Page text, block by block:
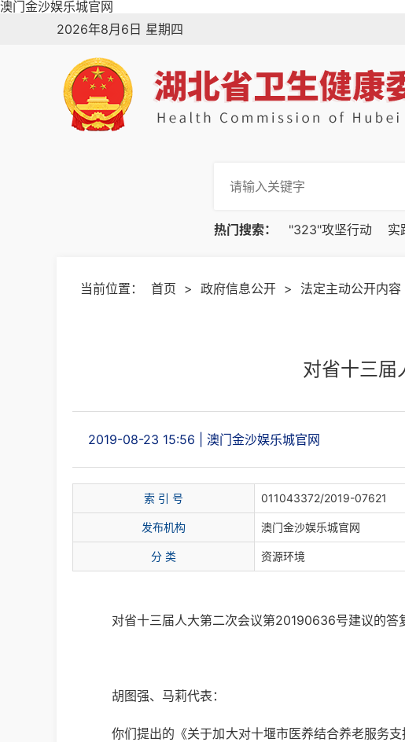
澳门金沙娱乐城官网
2026年8月6日 星期四
热门搜索： "323"攻坚行动 实
当前位置： 首页 > 政府信息公开 > 法定主动公开内容
对省十三
2019-08-23 15:56 澳门金沙娱乐城官网
索 引 号 011043372/2019-07621
发布机构 澳门金沙娱乐城官网
分 类 资源环境
对省十三届人大第二次会议第20190636号建议的答
胡图强、马莉代表：
你们提出的《关于加大对十堰市医养结合养老服务